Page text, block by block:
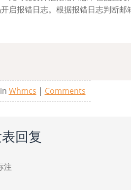
报错日志。根据报错日志判断邮
Whmcs | Comments
回复
注